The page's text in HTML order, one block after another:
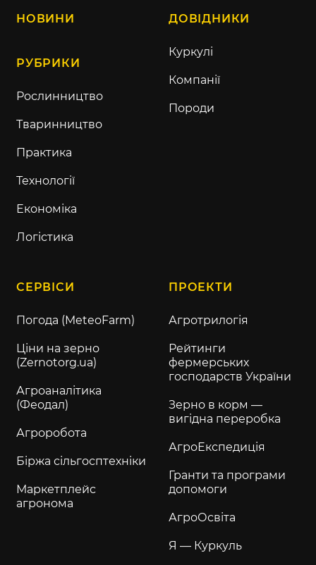
НОВИНИ
РУБРИКИ
Рослинництво
Тваринництво
Практика
Технології
Економіка
Логістика
ДОВІДНИКИ
Куркулі
Компанії
Породи
СЕРВІСИ
Погода (MeteoFarm)
Ціни на зерно
(Zernotorg.ua)
Агроаналітика
(Феодал)
Агроробота
Біржа сільгосптехніки
Маркетплейс
агронома
ПРОЕКТИ
Агротрилогія
Рейтинги
фермерських
господарств України
Зерно в корм —
вигідна переробка
АгроЕкспедиція
Гранти та програми
допомоги
АгроОсвіта
Я — Куркуль